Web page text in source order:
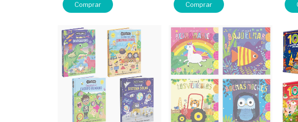
Comprar Comprar